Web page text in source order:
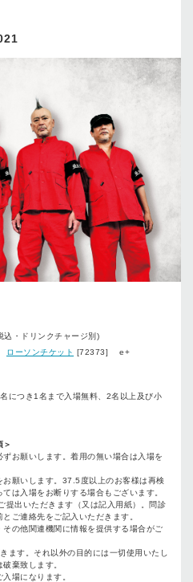
26
・ドリンクチャージ別)
ローソンチケット [72373] e+
につき1名まで入場無料、2名以上及び小
＞
ずお願いします。着用の無い場合は入場を
お願いします。37.5度以上のお客様は再検
は入場をお断りする場合もございます。
提出いただきます（又は記入用紙）。問診
ご連絡先をご記入いただきます。
の他関連機関に情報を提供する場合がご
ます。それ以外の目的には一切使用いたし
棄致します。
場になります。